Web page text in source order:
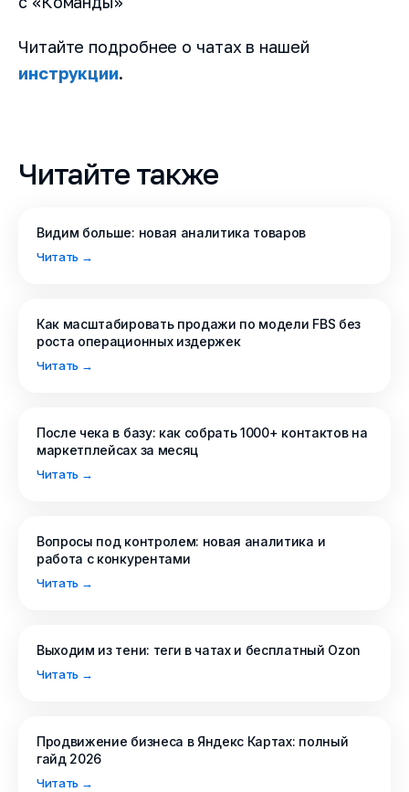
Читайте подробнее о чатах в нашей
инструкции.
Читайте также
Видим больше: новая аналитика товаров
Читать →
Как масштабировать продажи по модели FBS без
роста операционных издержек
Читать →
После чека в базу: как собрать 1000+ контактов на
маркетплейсах за месяц
Читать →
Вопросы под контролем: новая аналитика и
работа с конкурентами
Читать →
Выходим из тени: теги в чатах и бесплатный Ozon
Читать →
Продвижение бизнеса в Яндекс Картах: полный
гайд 2026
Читать →